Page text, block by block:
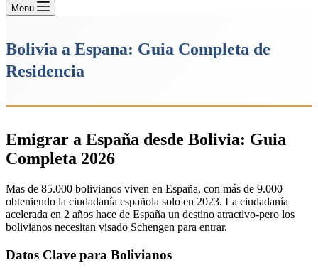
Menu
Bolivia a Espana: Guia Completa de
Residencia
Emigrar a España desde Bolivia: Guia
Completa 2026
Mas de 85.000 bolivianos viven en España, con más de 9.000
obteniendo la ciudadanía española solo en 2023. La ciudadanía
acelerada en 2 años hace de España un destino atractivo-pero los
bolivianos necesitan visado Schengen para entrar.
Datos Clave para Bolivianos